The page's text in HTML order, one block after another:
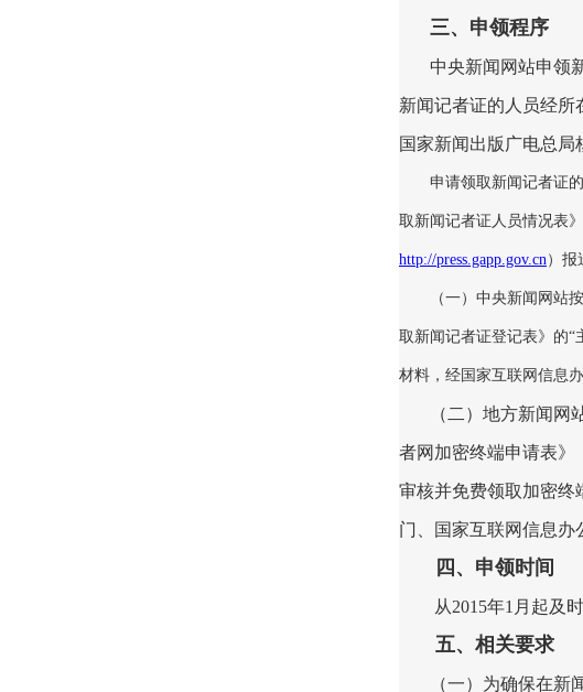
三、申领程序
中央新闻网站申领
新闻记者证的人员经
国家新闻出版广电总局
申请领取新闻记者证
取新闻记者证人员情况表
http://press.gapp.gov.cn）报
（一）中央新闻网站
取新闻记者证登记表》的
材料，经国家互联网信息
（二）地方新闻
者网加密终端申请表》
审核并免费领取加密终
门、国家互联网信息办
四、申领时间
从2015年1月起及
五、相关要求
（一）为确保在